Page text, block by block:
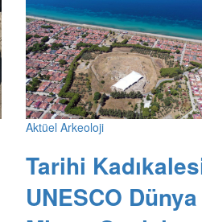
Aktüel Arkeoloji
Tarihi
UNESCO Dünya